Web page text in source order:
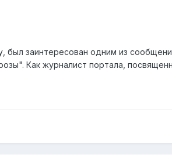
был заинтересован одним из
Как журналист портала,